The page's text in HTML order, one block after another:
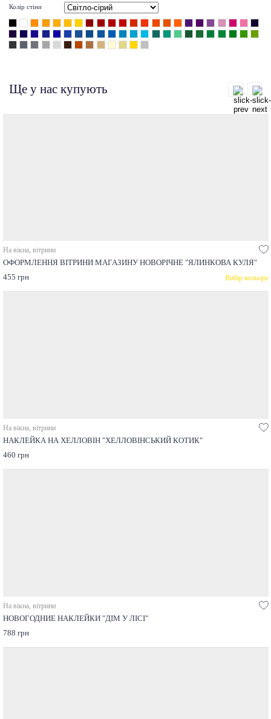
Колір стіни
Ще у нас купують
На вікна, вітрини
ОФОРМЛЕННЯ ВІТРИНИ МАГАЗИНУ НОВОРІЧНЕ "ЯЛИНКОВА КУЛЯ"
455 грн
Вибір кольору
На вікна, вітрини
НАКЛЕЙКА НА ХЕЛЛОВІН "ХЕЛЛОВІНСЬКИЙ КОТИК"
460 грн
На вікна, вітрини
НОВОГОДНИЕ НАКЛЕЙКИ "ДІМ У ЛІСІ"
788 грн